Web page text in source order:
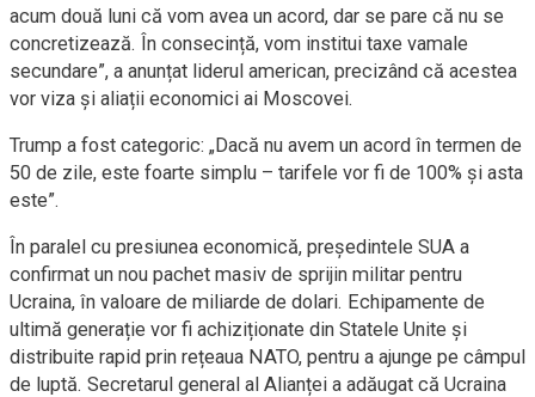
acum două luni că vom avea un acord, dar se pare că nu se
concretizează. În consecință, vom institui taxe vamale
secundare”, a anunțat liderul american, precizând că acestea
vor viza și aliații economici ai Moscovei.
Trump a fost categoric: „Dacă nu avem un acord în termen de
50 de zile, este foarte simplu – tarifele vor fi de 100% și asta
este”.
În paralel cu presiunea economică, președintele SUA a
confirmat un nou pachet masiv de sprijin militar pentru
Ucraina, în valoare de miliarde de dolari. Echipamente de
ultimă generație vor fi achiziționate din Statele Unite și
distribuite rapid prin rețeaua NATO, pentru a ajunge pe câmpul
de luptă. Secretarul general al Alianței a adăugat că Ucraina